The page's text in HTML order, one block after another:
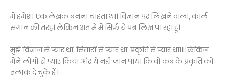
मैं हमेशा एक लेखक बनना चाहता था। विज्ञान पर लिखने वाला, कार्ल
सगान की तरह। लेकिन अंत में मैं सिर्फ़ ये पत्र लिख पा रहा हूं।
मुझे विज्ञान से प्यार था, सितारों से प्यार था, प्रकृति से प्यार था।।। लेकिन
मैंने लोगों से प्यार किया और ये नहीं जान पाया कि वो कब के प्रकृति को
तलाक़ दे चुके हैं।